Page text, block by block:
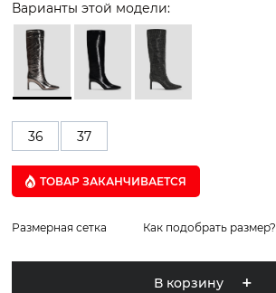
Варианты этой модели:
36 37
ТОВАР ЗАКАНЧИВАЕТСЯ
Размерная сетка Как подобрать размер?
В корзину